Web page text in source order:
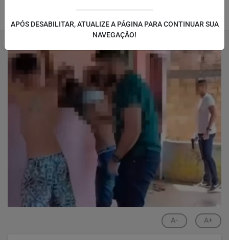
14/02/2025 07:30
A- A+
APÓS DESABILITAR, ATUALIZE A PÁGINA PARA CONTINUAR SUA
NAVEGAÇÃO!